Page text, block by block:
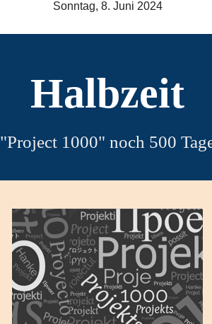
Sonntag, 8. Juni 2024
Halbzeit
"Project 1000" noch 500